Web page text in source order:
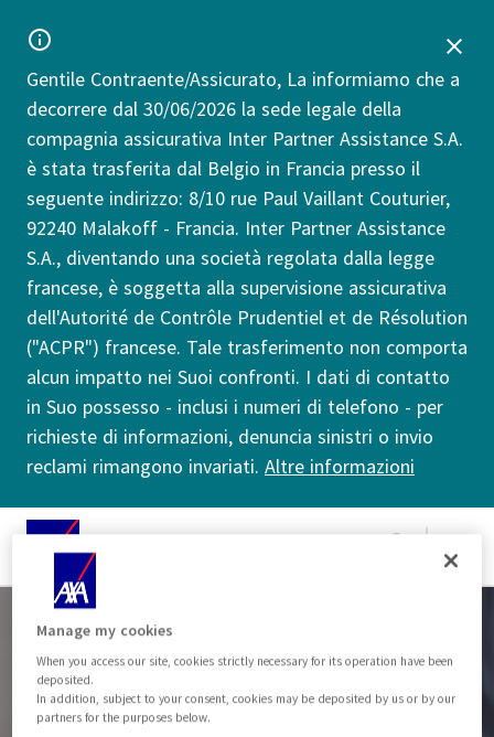
Gentile Contraente/Assicurato, La informiamo che a
decorrere dal 30/06/2026 la sede legale della
compagnia assicurativa Inter Partner Assistance S.A.
è stata trasferita dal Belgio in Francia presso il
seguente indirizzo: 8/10 rue Paul Vaillant Couturier,
92240 Malakoff - Francia. Inter Partner Assistance
S.A., diventando una società regolata dalla legge
francese, è soggetta alla supervisione assicurativa
dell'Autorité de Contrôle Prudentiel et de Résolution
("ACPR") francese. Tale trasferimento non comporta
alcun impatto nei Suoi confronti. I dati di contatto
in Suo possesso - inclusi i numeri di telefono - per
richieste di informazioni, denuncia sinistri o invio
reclami rimangono invariati. Altre informazioni
Manage my cookies
When you access our site, cookies strictly necessary for its operation have been
deposited.
In addition, subject to your consent, cookies may be deposited by us or by our
partners for the purposes below.